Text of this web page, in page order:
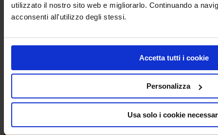
utilizzato il nostro sito web e migliorarlo. Continuando a
acconsenti all'utilizzo degli stessi.
Accetta tutti i cookie
Personalizza
Usa solo i cookie